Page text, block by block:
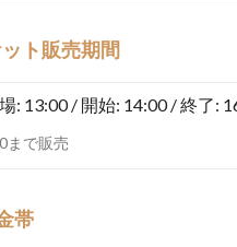
ト販売期間
: 13:00 / 開始: 14:00 / 終了:
まで販売
帯